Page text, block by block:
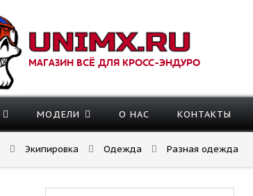
МАГАЗИН ВСЁ ДЛЯ КРОСС-ЭНДУРО
МОДЕЛИ О НАС КОНТАКТЫ
Экипировка Одежда Разная одежда